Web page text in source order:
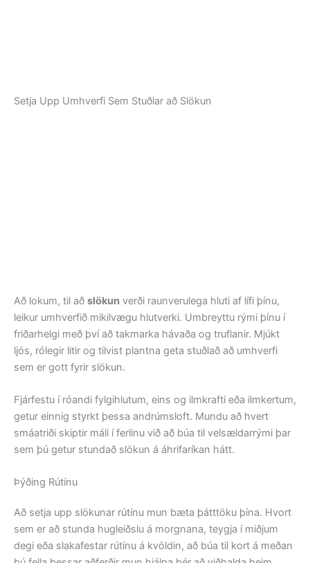
Setja Upp Umhverfi Sem Stuðlar að Slökun
Að lokum, til að slökun verði raunverulega hluti af lífi þínu,
leikur umhverfið mikilvægu hlutverki. Umbreyttu rými þínu í
friðarhelgi með því að takmarka hávaða og truflanir. Mjúkt
ljós, rólegir litir og tilvist plantna geta stuðlað að umhverfi
sem er gott fyrir slökun.
Fjárfestu í róandi fylgihlutum, eins og ilmkrafti eða ilmkertum,
getur einnig styrkt þessa andrúmsloft. Mundu að hvert
smáatriði skiptir máli í ferlinu við að búa til velsældarrými þar
sem þú getur stundað slökun á áhrifaríkan hátt.
Þýðing Rútínu
Að setja upp slökunar rútínu mun bæta þátttöku þína. Hvort
sem er að stunda hugleiðslu á morgnana, teygja í miðjum
degi eða slakafestar rútínu á kvöldin, að búa til kort á meðan